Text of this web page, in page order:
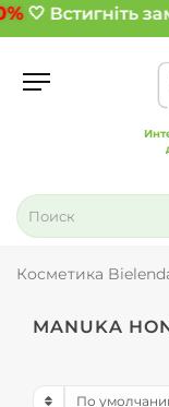
🤍 Встигніть
Косметика
MANUKA